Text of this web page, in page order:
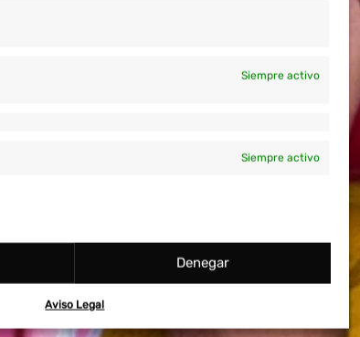
Siempre activo
Siempre activo
Denegar
Aviso Legal